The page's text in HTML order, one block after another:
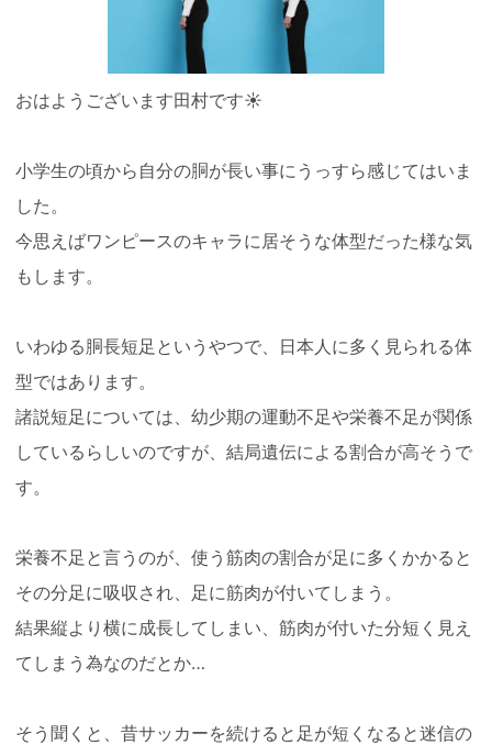
おはようございます田村です☀️
小学生の頃から自分の胴が長い事にうっすら感じてはいま
した。
今思えばワンピースのキャラに居そうな体型だった様な気
もします。
いわゆる胴長短足というやつで、日本人に多く見られる体
型ではあります。
諸説短足については、幼少期の運動不足や栄養不足が関係
しているらしいのですが、結局遺伝による割合が高そうで
す。
栄養不足と言うのが、使う筋肉の割合が足に多くかかると
その分足に吸収され、足に筋肉が付いてしまう。
結果縦より横に成長してしまい、筋肉が付いた分短く見え
てしまう為なのだとか…
そう聞くと、昔サッカーを続けると足が短くなると迷信の